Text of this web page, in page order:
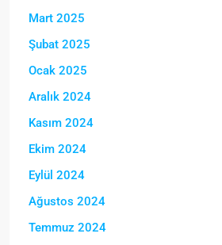
Mart 2025
Şubat 2025
Ocak 2025
Aralık 2024
Kasım 2024
Ekim 2024
Eylül 2024
Ağustos 2024
Temmuz 2024